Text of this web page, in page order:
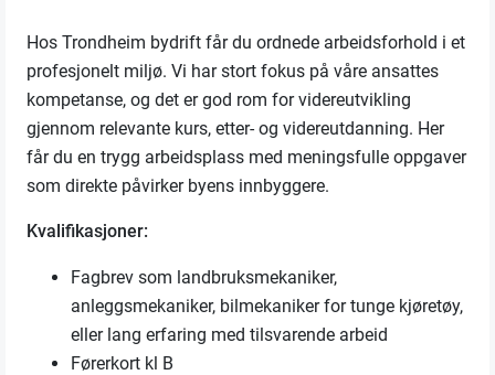
Hos Trondheim bydrift får du ordnede arbeidsforhold i et
profesjonelt miljø. Vi har stort fokus på våre ansattes
kompetanse, og det er god rom for videreutvikling
gjennom relevante kurs, etter- og videreutdanning. Her
får du en trygg arbeidsplass med meningsfulle oppgaver
som direkte påvirker byens innbyggere.
Kvalifikasjoner:
Fagbrev som landbruksmekaniker,
anleggsmekaniker, bilmekaniker for tunge kjøretøy,
eller lang erfaring med tilsvarende arbeid
Førerkort kl B